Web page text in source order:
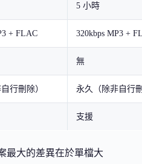
5 小時
+ FLAC 320kbps MP3 +
無
行刪除） 永久（除非自行
支援
最大的差異在於單檔大